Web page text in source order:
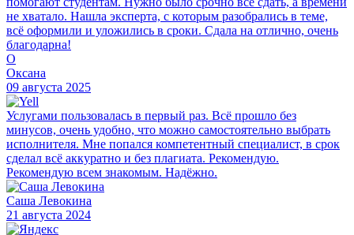
не хватало. Нашла эксперта, с которым разобрались в теме,
всё оформили и уложились в сроки. Сдала на отлично, очень
благодарна!
О
Оксана
09 августа 2025
Услугами пользовалась в первый раз. Всё прошло без
минусов, очень удобно, что можно самостоятельно выбрать
исполнителя. Мне попался компетентный специалист, в срок
сделал всё аккуратно и без плагиата. Рекомендую.
Рекомендую всем знакомым. Надёжно.
Саша Левокина
21 августа 2024